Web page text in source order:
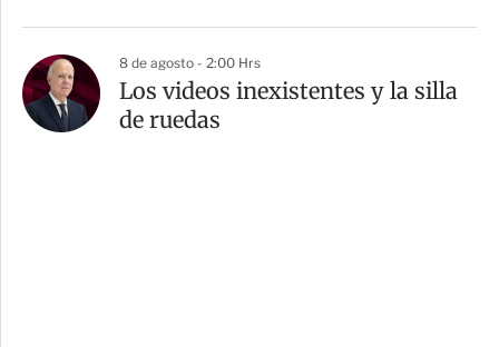
8 de agosto - 2:00 Hrs
Los videos inexistentes y la silla
de ruedas